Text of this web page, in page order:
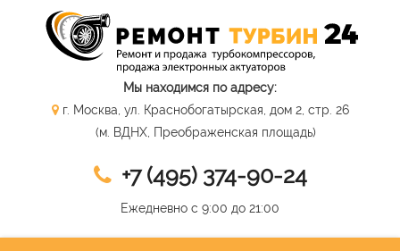
Мы находимся по адресу:
г. Москва, ул. Краснобогатырская, дом 2, стр. 26
(м. ВДНХ, Преображенская площадь)
+7 (495) 374-90-24
Ежедневно с 9:00 до 21:00